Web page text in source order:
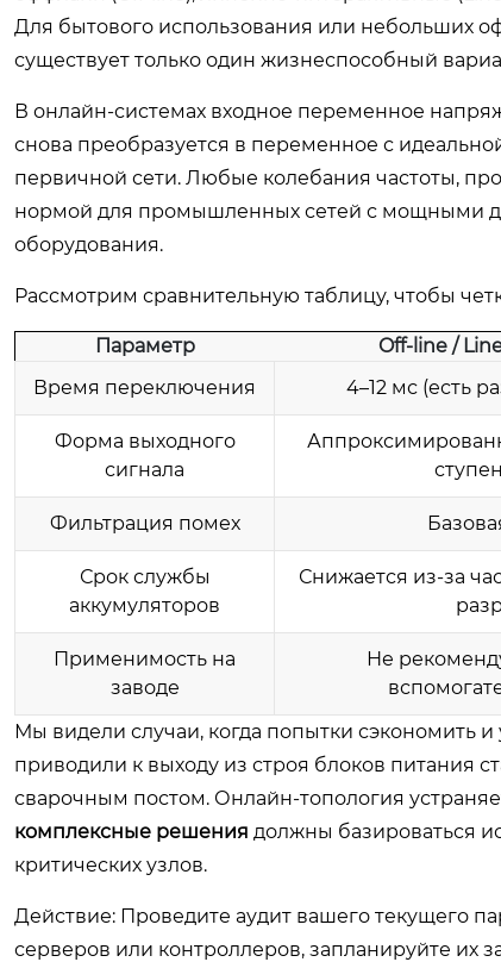
Для бытового использования или небольших
существует только один жизнеспособный
В онлайн-системах входное переменное
снова преобразуется в переменное с
первичной сети. Любые колебания частоты,
нормой для промышленных сетей с мощными
оборудования.
Рассмотрим сравнительную таблицу, чтобы
Параметр Off-line /
Время переключения
4–12 мс (есть
Форма выходного
сигнала
Фильтрация помех
Срок службы
аккумуляторов
Снижается из-за
Применимость на
заводе
Не
Мы видели случаи, когда попытки сэкономить
приводили к выходу из строя блоков питания
сварочным постом. Онлайн-топология
комплексные решения должны базироваться
критических узлов.
Действие: Проведите аудит вашего текущего
серверов или контроллеров, запланируйте их